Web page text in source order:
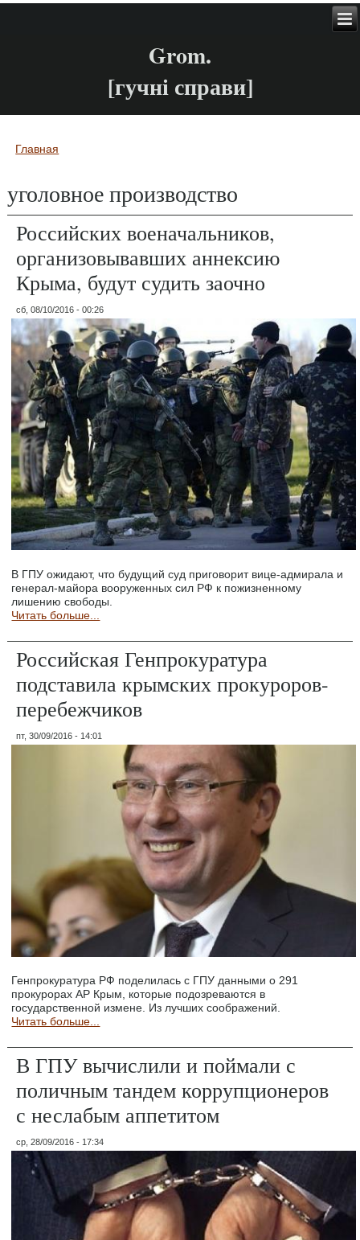
Grom.
[гучні справи]
Вы здесь
Главная
уголовное производство
Российских военачальников,
организовывавших аннексию
Крыма, будут судить заочно
сб, 08/10/2016 - 00:26
В ГПУ ожидают, что будущий суд приговорит вице-адмирала и
генерал-майора вооруженных сил РФ к пожизненному
лишению свободы.
Читать больше...
Российская Генпрокуратура
подставила крымских прокуроров-
перебежчиков
пт, 30/09/2016 - 14:01
Генпрокуратура РФ поделилась с ГПУ данными о 291
прокурорах АР Крым, которые подозреваются в
государственной измене. Из лучших соображений.
Читать больше...
В ГПУ вычислили и поймали с
поличным тандем коррупционеров
с неслабым аппетитом
ср, 28/09/2016 - 17:34